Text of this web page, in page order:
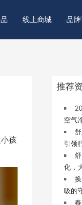
线上商城 品
孩
推荐
空气
引领
化，
吸的